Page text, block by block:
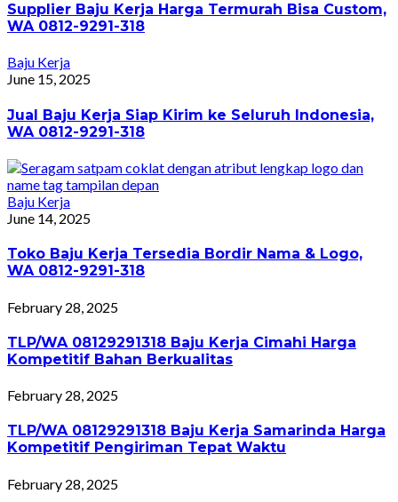
Supplier Baju Kerja Harga Termurah Bisa Custom,
WA 0812-9291-318
Baju Kerja
June 15, 2025
Jual Baju Kerja Siap Kirim ke Seluruh Indonesia,
WA 0812-9291-318
Baju Kerja
June 14, 2025
Toko Baju Kerja Tersedia Bordir Nama & Logo,
WA 0812-9291-318
February 28, 2025
TLP/WA 08129291318 Baju Kerja Cimahi Harga
Kompetitif Bahan Berkualitas
February 28, 2025
TLP/WA 08129291318 Baju Kerja Samarinda Harga
Kompetitif Pengiriman Tepat Waktu
February 28, 2025